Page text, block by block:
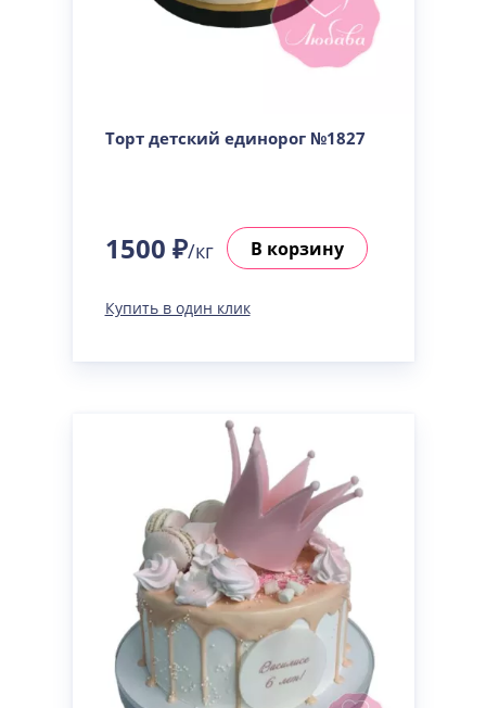
Торт детский единорог №1827
1500 ₽/кг В корзину
Купить в один клик